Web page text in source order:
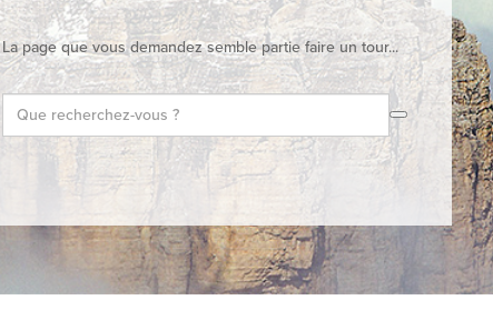
La page que vous demandez semble partie faire un tour...